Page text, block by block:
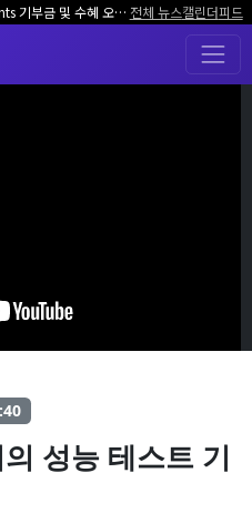
FOSS for All Microgrants 기부금 및 수혜 오픈소스 프로젝트/커뮤니티 모집 전체 뉴스캘린더피드
성능 테스트 기